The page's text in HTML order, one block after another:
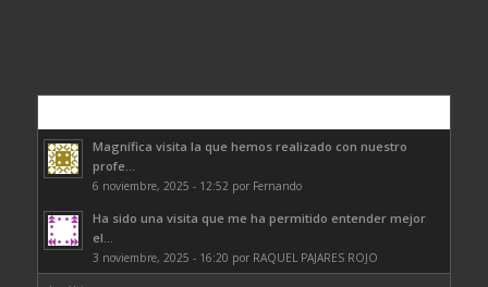
Magnífica visita la que hemos realizado con nuestro
profe...
6 noviembre, 2025 - 12:52 por Fernando
Ha sido una visita que me ha permitido entender mejor
el...
3 noviembre, 2025 - 16:20 por RAQUEL PAJARES ROJO